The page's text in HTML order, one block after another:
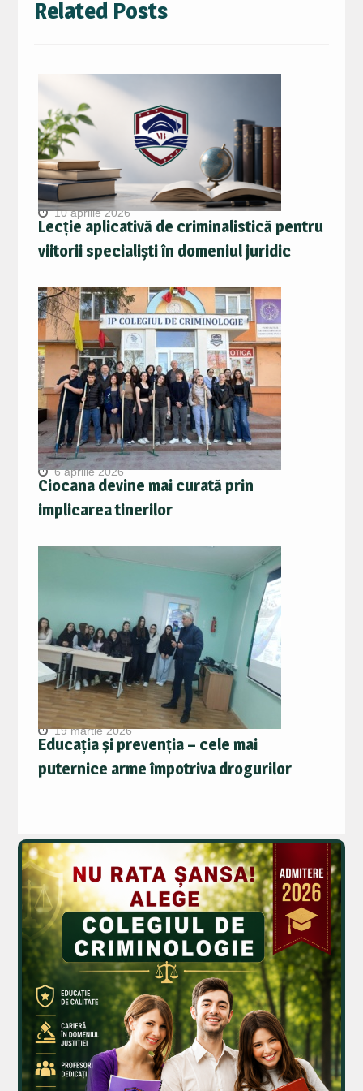
Related Posts
10 aprilie 2026
Lecție aplicativă de criminalistică pentru
viitorii specialiști în domeniul juridic
6 aprilie 2026
Ciocana devine mai curată prin
implicarea tinerilor
19 martie 2026
Educația și prevenția – cele mai
puternice arme împotriva drogurilor